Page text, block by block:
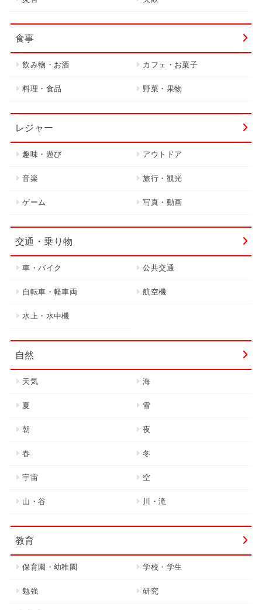
食事
飲み物・お酒 カフェ・お菓子
料理・食品 野菜・果物
レジャー
趣味・遊び アウトドア
音楽 旅行・観光
ゲーム 写真・動画
交通・乗り物
車・バイク 公共交通
自転車・軽車両 航空機
水上・水中機
自然
天気 海
夏 雪
朝 夜
春 冬
宇宙 空
山・谷 川・滝
教育
保育園・幼稚園 学校・学生
勉強 研究